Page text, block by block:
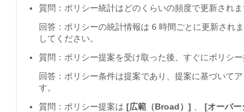
質問：ポリシー統計はどのくらいの頻度で更新されま
回答：ポリシーの統計情報は 6 時間ごとに更新され
してください。
質問：ポリシー提案を受け取った後、すぐにポリシ
回答：ポリシー条件は提案であり、提案に基づいて
す。
質問：ポリシー提案は [広範（Broad）] [オーバ